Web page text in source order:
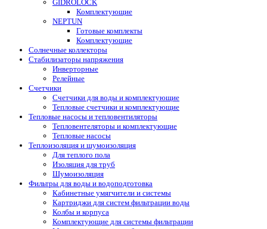
GIDROLOCK
Комплектующие
NEPTUN
Готовые комплекты
Комплектующие
Солнечные коллекторы
Стабилизаторы напряжения
Инверторные
Релейные
Счетчики
Счетчики для воды и комплектующие
Тепловые счетчики и комплектующие
Тепловые насосы и тепловентиляторы
Тепловентеляторы и комплектующие
Тепловые насосы
Теплоизоляция и шумоизоляция
Для теплого пола
Изоляция для труб
Шумоизоляция
Фильтры для воды и водоподготовка
Кабинетные умягчители и системы
Картриджи для систем фильтрации воды
Колбы и корпуса
Комплектующие для системы фильтрации